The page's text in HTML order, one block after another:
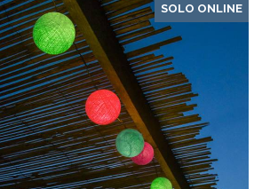
SOLO ONLINE